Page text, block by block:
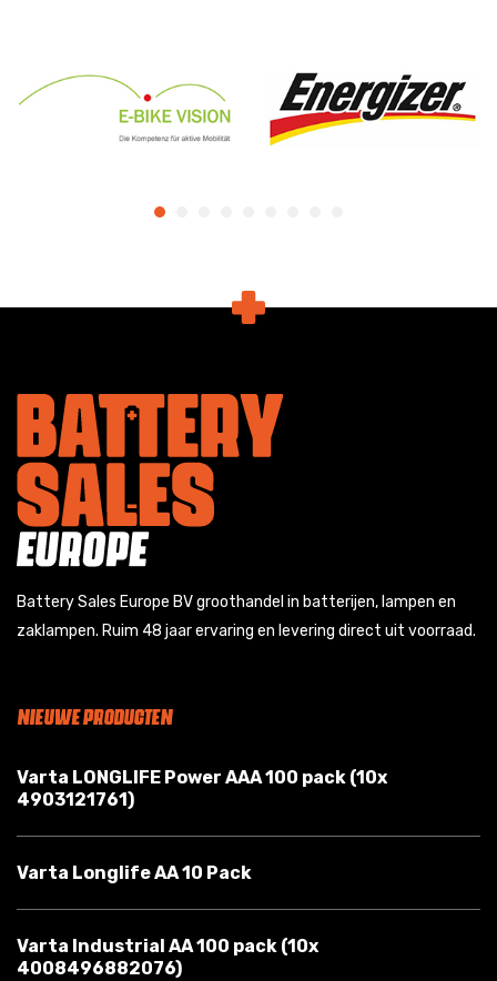
Battery Sales Europe BV groothandel in batterijen, lampen en
zaklampen. Ruim 48 jaar ervaring en levering direct uit voorraad.
NIEUWE PRODUCTEN
Varta LONGLIFE Power AAA 100 pack (10x
4903121761)
Varta Longlife AA 10 Pack
Varta Industrial AA 100 pack (10x
4008496882076)